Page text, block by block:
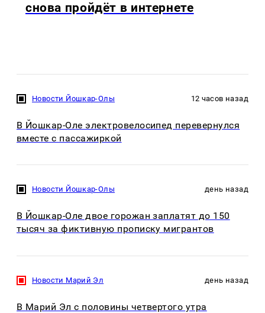
снова пройдёт в интернете
Новости Йошкар-Олы 12 часов назад
В Йошкар-Оле электровелосипед перевернулся
вместе с пассажиркой
Новости Йошкар-Олы день назад
В Йошкар-Оле двое горожан заплатят до 150
тысяч за фиктивную прописку мигрантов
Новости Марий Эл день назад
В Марий Эл с половины четвертого утра